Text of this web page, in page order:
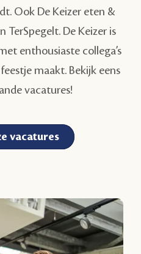
Ook De Keizer eten &
TerSpegelt. De Keizer is
enthousiaste collega’s
maakt. Bekijk eens
vacatures!
vacatures